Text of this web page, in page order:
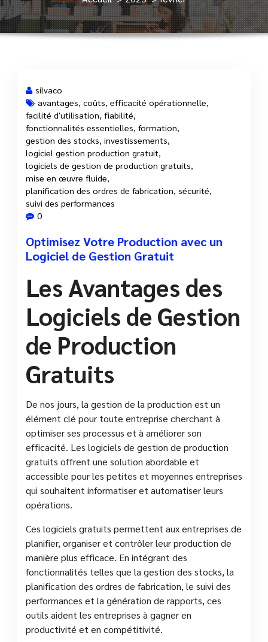
28 Fév, 2025
silvaco
avantages coûts efficacité opérationnelle
facilité d'utilisation fiabilité
fonctionnalités essentielles formation
gestion des stocks investissements
logiciel gestion production gratuit
logiciels de gestion de production gratuits
mise en œuvre fluide
planification des ordres de fabrication sécurité
suivi des performances
0
Optimisez Votre Production avec un
Logiciel de Gestion Gratuit
Les Avantages des
Logiciels de Gestion
de Production
Gratuits
De nos jours, la gestion de la production est un
élément clé pour toute entreprise cherchant à
optimiser ses processus et à améliorer son
efficacité. Les logiciels de gestion de production
gratuits offrent une solution abordable et
accessible pour les petites et moyennes entreprises
qui souhaitent informatiser et automatiser leurs
opérations.
Ces logiciels gratuits permettent aux entreprises de
planifier, organiser et contrôler leur production de
manière plus efficace. En intégrant des
fonctionnalités telles que la gestion des stocks, la
planification des ordres de fabrication, le suivi des
performances et la génération de rapports, ces
outils aident les entreprises à gagner en
productivité et en compétitivité.